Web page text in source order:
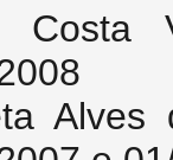
Costa
Alves